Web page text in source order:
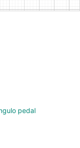
pedal